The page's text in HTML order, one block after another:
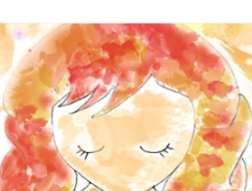
Hypnose thérapeuthique